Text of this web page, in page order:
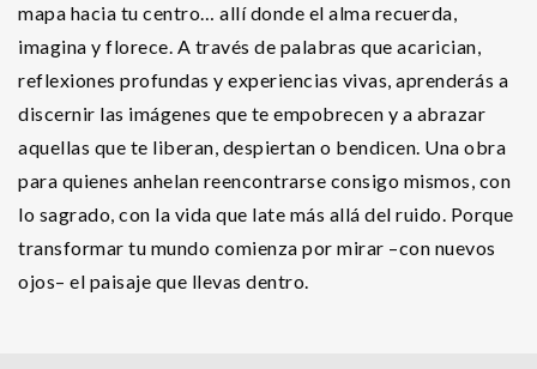
mapa hacia tu centro… allí donde el alma recuerda,
imagina y florece. A través de palabras que acarician,
reflexiones profundas y experiencias vivas, aprenderás a
discernir las imágenes que te empobrecen y a abrazar
aquellas que te liberan, despiertan o bendicen. Una obra
para quienes anhelan reencontrarse consigo mismos, con
lo sagrado, con la vida que late más allá del ruido. Porque
transformar tu mundo comienza por mirar –con nuevos
ojos– el paisaje que llevas dentro.